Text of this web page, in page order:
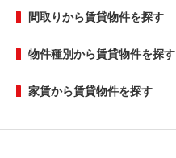
間取りから賃貸物件を探す
物件種別から賃貸物件を探す
家賃から賃貸物件を探す